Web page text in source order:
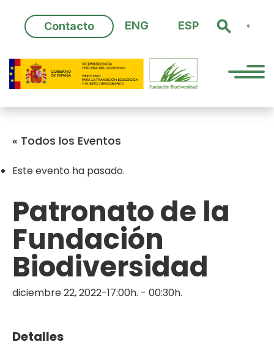
content
Contacto ENG ESP
« Todos los Eventos
Este evento ha pasado.
Patronato de la
Fundación
Biodiversidad
diciembre 22, 2022-17:00h. - 00:30h.
Detalles